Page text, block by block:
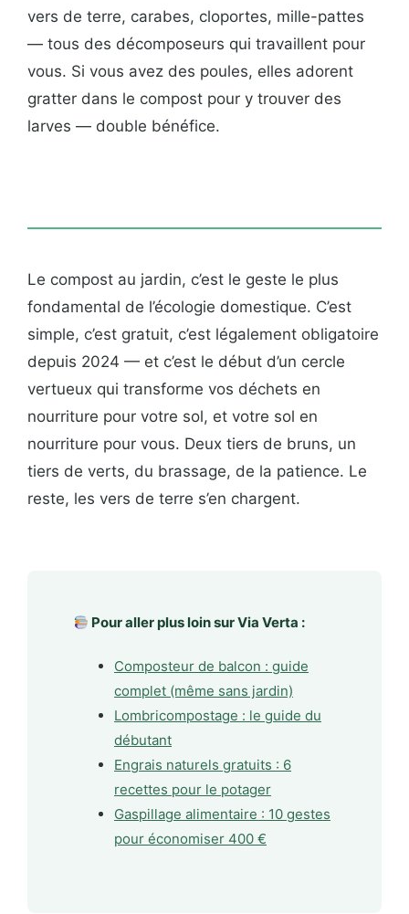
vers de terre, carabes, cloportes, mille-pattes
— tous des décomposeurs qui travaillent pour
vous. Si vous avez des poules, elles adorent
gratter dans le compost pour y trouver des
larves — double bénéfice.
Le compost au jardin, c’est le geste le plus
fondamental de l’écologie domestique. C’est
simple, c’est gratuit, c’est légalement obligatoire
depuis 2024 — et c’est le début d’un cercle
vertueux qui transforme vos déchets en
nourriture pour votre sol, et votre sol en
nourriture pour vous. Deux tiers de bruns, un
tiers de verts, du brassage, de la patience. Le
reste, les vers de terre s’en chargent.
Pour aller plus loin sur Via Verta :
Composteur de balcon : guide
complet (même sans jardin)
Lombricompostage : le guide du
débutant
Engrais naturels gratuits : 6
recettes pour le potager
Gaspillage alimentaire : 10 gestes
pour économiser 400 €